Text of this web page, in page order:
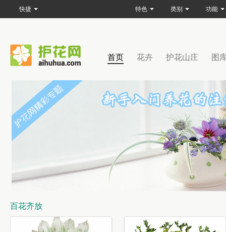
首页 花卉 护花山庄 图
百花齐放
快捷 特色 类别 功能